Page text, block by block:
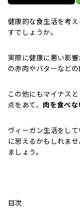
健康的な食生活を考
すでしょうか。
実際に健康に悪い影
の赤肉やバターなどの
この他にもマイナス
点をあて、 肉を食べ
ヴィーガン生活をし
に思えるかもしれま
ましょう。
目次